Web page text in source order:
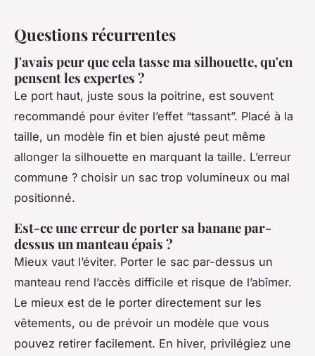
Questions récurrentes
J'avais peur que cela tasse ma silhouette, qu'en
pensent les expertes ?
Le port haut, juste sous la poitrine, est souvent
recommandé pour éviter l’effet “tassant”. Placé à la
taille, un modèle fin et bien ajusté peut même
allonger la silhouette en marquant la taille. L’erreur
commune ? choisir un sac trop volumineux ou mal
positionné.
Est-ce une erreur de porter sa banane par-
dessus un manteau épais ?
Mieux vaut l’éviter. Porter le sac par-dessus un
manteau rend l’accès difficile et risque de l’abîmer.
Le mieux est de le porter directement sur les
vêtements, ou de prévoir un modèle que vous
pouvez retirer facilement. En hiver, privilégiez une